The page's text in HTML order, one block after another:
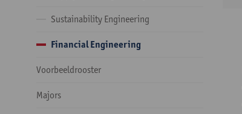
Sustainability Engineering
Financial Engineering
Voorbeeldrooster
Majors